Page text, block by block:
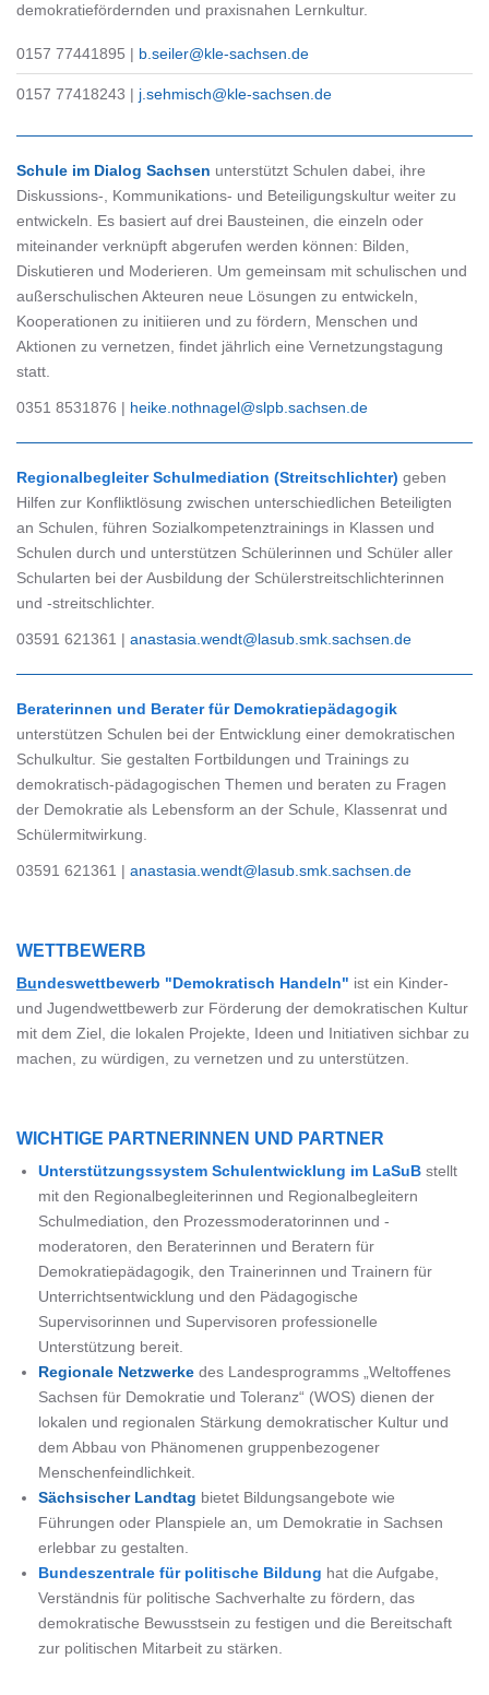
demokratiefördernden und praxisnahen Lernkultur.
0157 77441895 | b.seiler@kle-sachsen.de
0157 77418243 | j.sehmisch@kle-sachsen.de
Schule im Dialog Sachsen unterstützt Schulen dabei, ihre
Diskussions-, Kommunikations- und Beteiligungskultur weiter zu
entwickeln. Es basiert auf drei Bausteinen, die einzeln oder
miteinander verknüpft abgerufen werden können: Bilden,
Diskutieren und Moderieren. Um gemeinsam mit schulischen und
außerschulischen Akteuren neue Lösungen zu entwickeln,
Kooperationen zu initiieren und zu fördern, Menschen und
Aktionen zu vernetzen, findet jährlich eine Vernetzungstagung
statt.
0351 8531876 | heike.nothnagel@slpb.sachsen.de
Regionalbegleiter Schulmediation (Streitschlichter) geben
Hilfen zur Konfliktlösung zwischen unterschiedlichen Beteiligten
an Schulen, führen Sozialkompetenztrainings in Klassen und
Schulen durch und unterstützen Schülerinnen und Schüler aller
Schularten bei der Ausbildung der Schülerstreitschlichterinnen
und -streitschlichter.
03591 621361 | anastasia.wendt@lasub.smk.sachsen.de
Beraterinnen und Berater für Demokratiepädagogik
unterstützen Schulen bei der Entwicklung einer demokratischen
Schulkultur. Sie gestalten Fortbildungen und Trainings zu
demokratisch-pädagogischen Themen und beraten zu Fragen
der Demokratie als Lebensform an der Schule, Klassenrat und
Schülermitwirkung.
03591 621361 | anastasia.wendt@lasub.smk.sachsen.de
WETTBEWERB
Bundeswettbewerb "Demokratisch Handeln" ist ein Kinder-
und Jugendwettbewerb zur Förderung der demokratischen Kultur
mit dem Ziel, die lokalen Projekte, Ideen und Initiativen sichbar zu
machen, zu würdigen, zu vernetzen und zu unterstützen.
WICHTIGE PARTNERINNEN UND PARTNER
Unterstützungssystem Schulentwicklung im LaSuB stellt
mit den Regionalbegleiterinnen und Regionalbegleitern
Schulmediation, den Prozessmoderatorinnen und -
moderatoren, den Beraterinnen und Beratern für
Demokratiepädagogik, den Trainerinnen und Trainern für
Unterrichtsentwicklung und den Pädagogische
Supervisorinnen und Supervisoren professionelle
Unterstützung bereit.
Regionale Netzwerke des Landesprogramms „Weltoffenes
Sachsen für Demokratie und Toleranz“ (WOS) dienen der
lokalen und regionalen Stärkung demokratischer Kultur und
dem Abbau von Phänomenen gruppenbezogener
Menschenfeindlichkeit.
Sächsischer Landtag bietet Bildungsangebote wie
Führungen oder Planspiele an, um Demokratie in Sachsen
erlebbar zu gestalten.
Bundeszentrale für politische Bildung hat die Aufgabe,
Verständnis für politische Sachverhalte zu fördern, das
demokratische Bewusstsein zu festigen und die Bereitschaft
zur politischen Mitarbeit zu stärken.